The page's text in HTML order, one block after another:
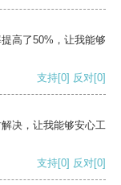
高了50%，让我能够
支持[0] 反对[0]
决，让我能够安心工
支持[0] 反对[0]